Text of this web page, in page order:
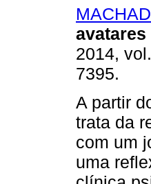
2014,
7395.
A partir
trata da
com um
uma